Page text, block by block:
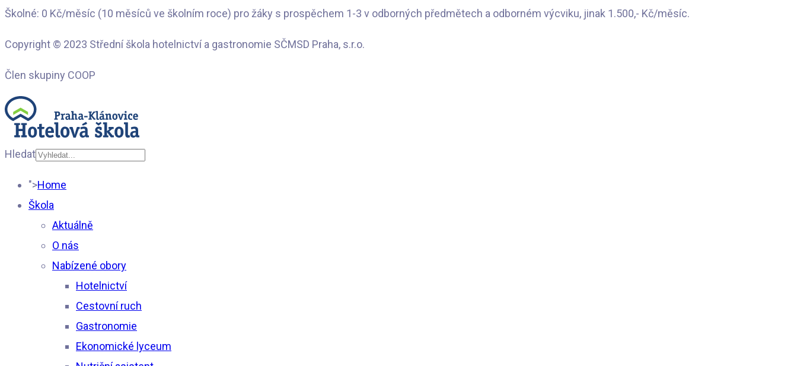
Školné: 0 Kč/měsíc (10 měsíců ve školním roce) pro žáky s prospěchem 1-3 v odborných předmětech a odborném výcviku, jinak 1.500,- Kč/měsíc.
Copyright © 2023 Střední škola hotelnictví a gastronomie SČMSD Praha, s.r.o.
Člen skupiny COOP
Hledat
characters for results.
">Home
Škola
Aktuálně
O nás
Nabízené obory
Hotelnictví
Cestovní ruch
Gastronomie
Ekonomické lyceum